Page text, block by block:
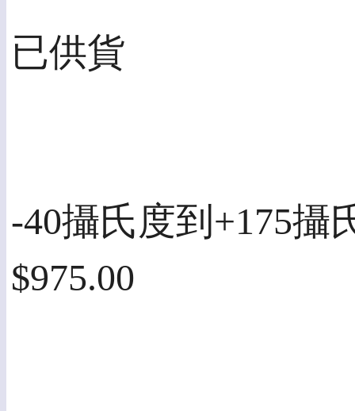
已供貨
-40攝氏度到+175攝
$975.00